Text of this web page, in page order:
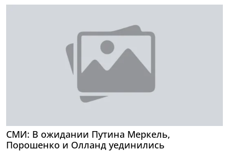
СМИ: В ожидании Путина Меркель,
Порошенко и Олланд уединились